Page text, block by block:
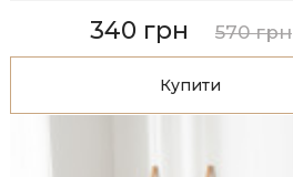
340 грн 570 грн
Купити